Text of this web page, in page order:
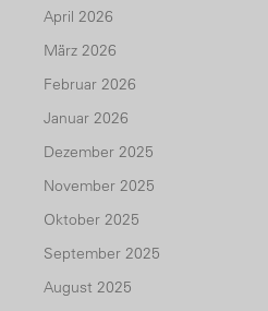
April 2026
März 2026
Februar 2026
Januar 2026
Dezember 2025
November 2025
Oktober 2025
September 2025
August 2025